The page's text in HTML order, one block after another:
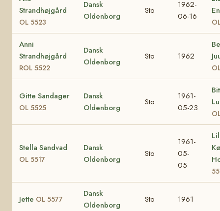
Strandhøjgård
OL 5523
Dansk
Oldenborg
Sto
1962-
06-16
Anni
Strandhøjgård
ROL 5522
Dansk
Oldenborg
Sto 1962
Gitte Sandager
OL 5525
Dansk
Oldenborg
Sto
1961-
05-23
Stella Sandvad
OL 5517
Dansk
Oldenborg
Sto
1961-
05-
05
Jette OL 5577
Dansk
Oldenborg
Sto 1961